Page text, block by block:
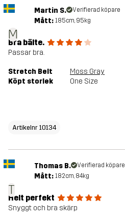
M
Martin S. Verifierad köpare
Mått: 185cm, 95kg
Bra bälte.
Passar bra.
Stretch Belt
Moss Gray
Köpt storlek
One Size
Artikelnr 10134
T
Thomas B. Verifierad köpare
Mått: 182cm, 84kg
Helt perfekt
Snyggt och bra skärp